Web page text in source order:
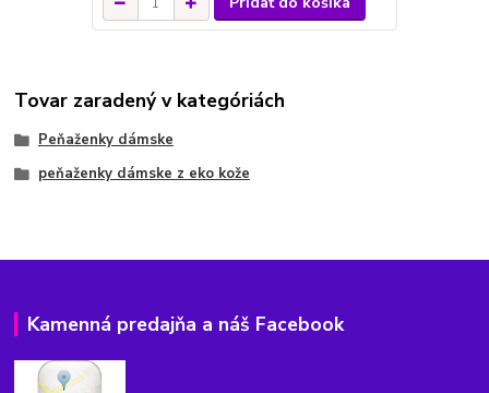
Tovar zaradený v kategóriách
Peňaženky dámske
peňaženky dámske z eko kože
Kamenná predajňa a náš Facebook